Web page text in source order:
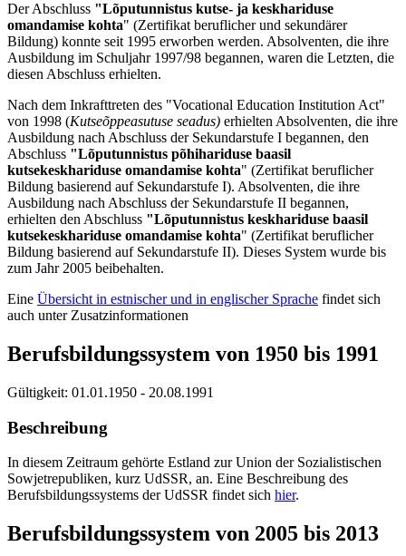
Der Abschluss "Lõputunnistus kutse- ja keskhariduse
omandamise kohta" (Zertifikat beruflicher und sekundärer
Bildung) konnte seit 1995 erworben werden. Absolventen, die ihre
Ausbildung im Schuljahr 1997/98 begannen, waren die Letzten, die
diesen Abschluss erhielten.
Nach dem Inkrafttreten des "Vocational Education Institution Act"
von 1998 (Kutseõppeasutuse seadus) erhielten Absolventen, die ihre
Ausbildung nach Abschluss der Sekundarstufe I begannen, den
Abschluss "Lõputunnistus põhihariduse baasil
kutsekeskhariduse omandamise kohta" (Zertifikat beruflicher
Bildung basierend auf Sekundarstufe I). Absolventen, die ihre
Ausbildung nach Abschluss der Sekundarstufe II begannen,
erhielten den Abschluss "Lõputunnistus keskhariduse baasil
kutsekeskhariduse omandamise kohta" (Zertifikat beruflicher
Bildung basierend auf Sekundarstufe II). Dieses System wurde bis
zum Jahr 2005 beibehalten.
Eine Übersicht in estnischer und in englischer Sprache findet sich
auch unter Zusatzinformationen
Berufsbildungssystem von 1950 bis 1991
Gültigkeit: 01.01.1950 - 20.08.1991
Beschreibung
In diesem Zeitraum gehörte Estland zur Union der Sozialistischen
Sowjetrepubliken, kurz UdSSR, an. Eine Beschreibung des
Berufsbildungssystems der UdSSR findet sich hier.
Berufsbildungssystem von 2005 bis 2013